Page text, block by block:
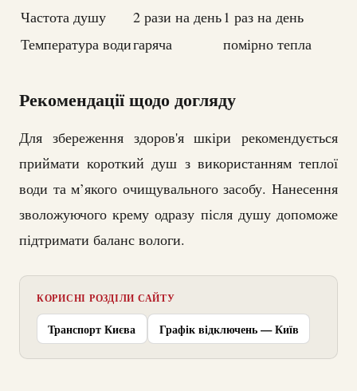
Частота душу 2 рази на день1 раз на день
Температура водигаряча помірно тепла
Рекомендації щодо догляду
Для збереження здоров'я шкіри рекомендується
приймати короткий душ з використанням теплої
води та м’якого очищувального засобу. Нанесення
зволожуючого крему одразу після душу допоможе
підтримати баланс вологи.
КОРИСНІ РОЗДІЛИ САЙТУ
Транспорт Києва Графік відключень — Київ